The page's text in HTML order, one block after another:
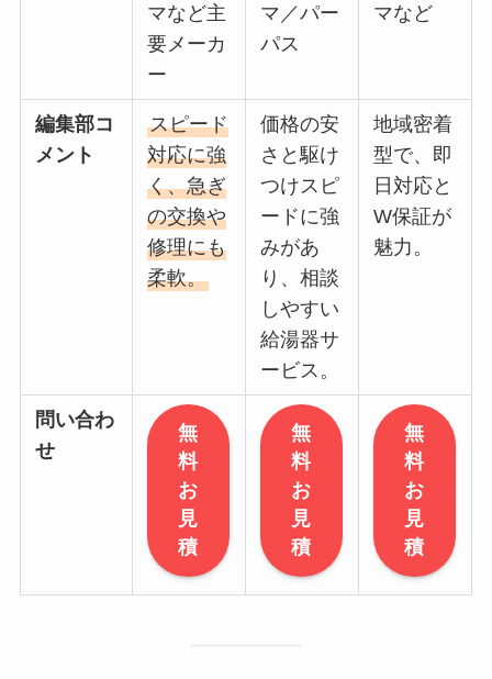
マなど主
要メーカ
ー
マ／パー
パス
マなど
編集部コ
メント
スピード
対応に強
く、急ぎ
の交換や
修理にも
柔軟。
価格の安
さと駆け
つけスピ
ードに強
みがあ
り、相談
しやすい
給湯器サ
ービス。
地域密着
型で、即
日対応と
W保証が
魅力。
問い合わ
せ
無
料
お
見
積
無
料
お
見
積
無
料
お
見
積